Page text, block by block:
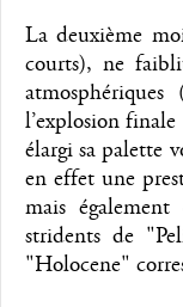
La deuxième
courts), ne
l’explosion
élargi sa palette
en effet une
mais
stridents de
"Holocene"